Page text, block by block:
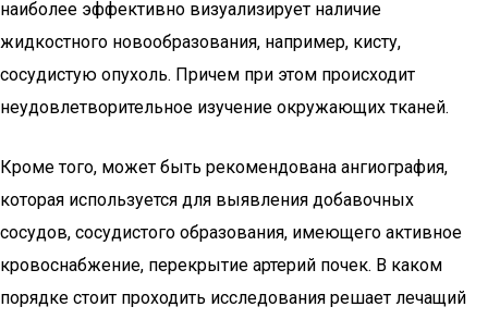
наиболее эффективно визуализирует наличие
жидкостного новообразования, например, кисту,
сосудистую опухоль. Причем при этом происходит
неудовлетворительное изучение окружающих тканей.
Кроме того, может быть рекомендована ангиография,
которая используется для выявления добавочных
сосудов, сосудистого образования, имеющего активное
кровоснабжение, перекрытие артерий почек. В каком
порядке стоит проходить исследования решает лечащий